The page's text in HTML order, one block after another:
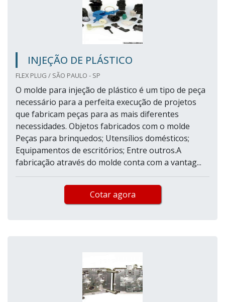
INJEÇÃO DE PLÁSTICO
FLEX PLUG / SÃO PAULO - SP
O molde para injeção de plástico é um tipo de peça
necessário para a perfeita execução de projetos
que fabricam peças para as mais diferentes
necessidades. Objetos fabricados com o molde
Peças para brinquedos; Utensílios domésticos;
Equipamentos de escritórios; Entre outros.A
fabricação através do molde conta com a vantag...
Cotar agora